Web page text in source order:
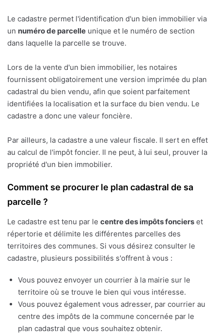
Le cadastre permet l'identification d'un bien immobilier via
un numéro de parcelle unique et le numéro de section
dans laquelle la parcelle se trouve.
Lors de la vente d'un bien immobilier, les notaires
fournissent obligatoirement une version imprimée du plan
cadastral du bien vendu, afin que soient parfaitement
identifiées la localisation et la surface du bien vendu. Le
cadastre a donc une valeur foncière.
Par ailleurs, la cadastre a une valeur fiscale. Il sert en effet
au calcul de l'impôt foncier. Il ne peut, à lui seul, prouver la
propriété d'un bien immobilier.
Comment se procurer le plan cadastral de sa
parcelle ?
Le cadastre est tenu par le centre des impôts fonciers et
répertorie et délimite les différentes parcelles des
territoires des communes. Si vous désirez consulter le
cadastre, plusieurs possibilités s'offrent à vous :
Vous pouvez envoyer un courrier à la mairie sur le
territoire où se trouve le bien qui vous intéresse.
Vous pouvez également vous adresser, par courrier au
centre des impôts de la commune concernée par le
plan cadastral que vous souhaitez obtenir.